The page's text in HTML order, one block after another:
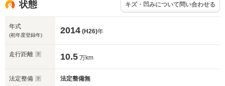
状態 キズ・凹みについて問い合わせる
年式
(初年度登録年) 2014 (H26)年
走行距離 10.5 万km
法定整備 法定整備無